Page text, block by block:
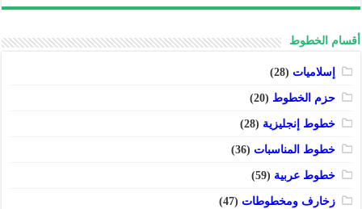
أقسام الخطوط
إسلاميات (28)
حزم الخطوط (20)
خطوط إنجليزية (28)
خطوط المناسبات (36)
خطوط عربية (59)
زخارف ومخطوطات (47)